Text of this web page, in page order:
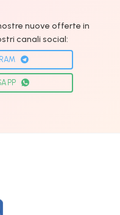
nuove offerte in
canali social: